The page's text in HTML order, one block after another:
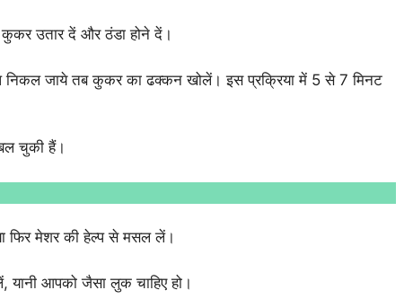
उतार दें और ठंडा होने दें।
जाये तब कुकर का ढक्कन खोलें। इस प्रक्रिया में 5 से 7 मिनट
चुकी हैं।
फिर मेशर की हेल्प से मसल लें।
यानी आपको जैसा लुक चाहिए हो।